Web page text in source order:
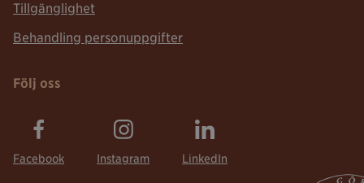
Tillgänglighet
Behandling personuppgifter
Följ oss
Facebook Instagram LinkedIn